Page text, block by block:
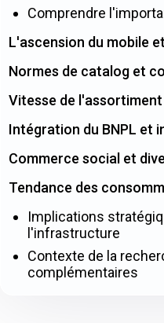
Comprendre
L'ascension du mobile
Normes de catalog et
Vitesse de
Intégration du BNPL et
Commerce social et
Tendance des
Implications
l'infrastructure
Contexte de la
complémentaires